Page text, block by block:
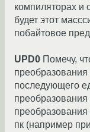
компиляторах и
будет этот
побайтовое
UPD0 Помечу,
преобразования
последующего
преобразования
пк (например